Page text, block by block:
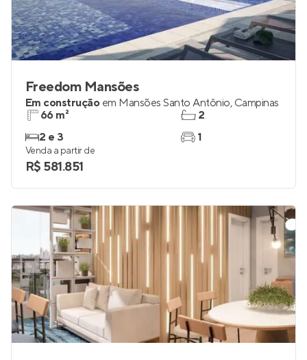
Freedom Mansões
Em construção em Mansões Santo Antônio, Campinas
66 m²
2 e 3
2
1
Venda a partir de
R$ 581.851